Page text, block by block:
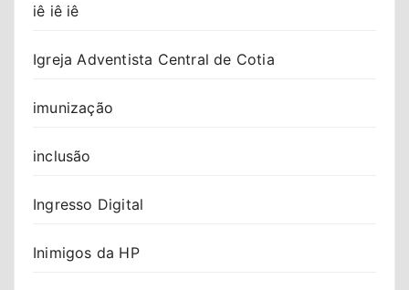
iê iê iê
Igreja Adventista Central de Cotia
imunização
inclusão
Ingresso Digital
Inimigos da HP